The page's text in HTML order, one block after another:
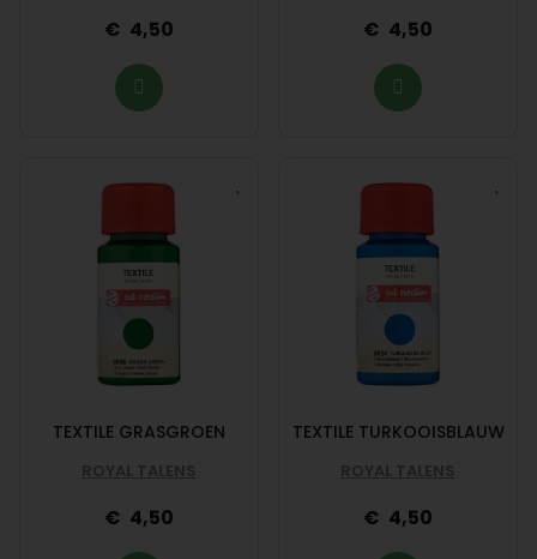
4,50 4,50
TEXTILE GRASGROEN
ROYAL TALENS
4,50
TEXTILE TURKOOISBLAUW
ROYAL TALENS
4,50